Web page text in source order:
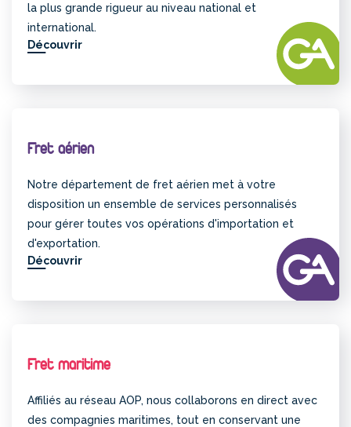
la plus grande rigueur au niveau national et
international.
Découvrir
Fret aérien
Notre département de fret aérien met à votre
disposition un ensemble de services personnalisés
pour gérer toutes vos opérations d'importation et
d'exportation.
Découvrir
Fret maritime
Affiliés au réseau AOP, nous collaborons en direct avec
des compagnies maritimes, tout en conservant une